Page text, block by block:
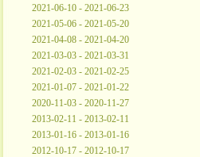
2021-06-10 - 2021-06-23
2021-05-06 - 2021-05-20
2021-04-08 - 2021-04-20
2021-03-03 - 2021-03-31
2021-02-03 - 2021-02-25
2021-01-07 - 2021-01-22
2020-11-03 - 2020-11-27
2013-02-11 - 2013-02-11
2013-01-16 - 2013-01-16
2012-10-17 - 2012-10-17